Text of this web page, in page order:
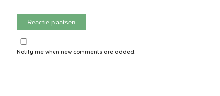
Notify me when new comments are added.